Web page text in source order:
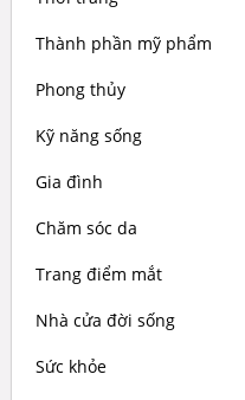
Thành phần mỹ phẩm
Phong thủy
Kỹ năng sống
Gia đình
Chăm sóc da
Trang điểm mắt
Nhà cửa đời sống
Sức khỏe